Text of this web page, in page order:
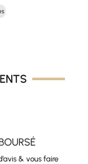
prix
actuel
& vous faire